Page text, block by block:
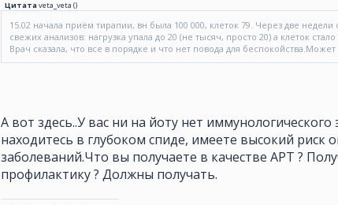
Цитатаveta_veta ()
15.02 начала приём тирапии, вн была 100 000, клеток 79. Через две
свежих анализов: нагрузка упала до 20 (не тысяч, просто 20) а клеток
Врач сказала, что все в порядке и что нет повода для
А вот здесь..У вас ни на йоту нет
находитесь в глубоком спиде, имеете высокий риск
заболеваний.Что вы получаете в качестве АРТ ?
профилактику ? Должны получать.